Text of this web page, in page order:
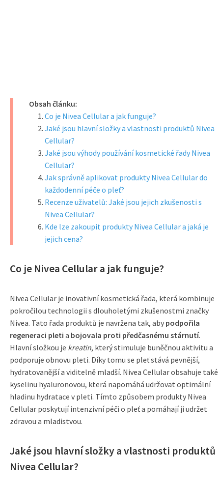
Obsah článku:
Co je Nivea Cellular a jak funguje?
Jaké jsou hlavní složky a vlastnosti produktů Nivea
Cellular?
Jaké jsou výhody používání kosmetické řady Nivea
Cellular?
Jak správně aplikovat produkty Nivea Cellular do
každodenní péče o pleť?
Recenze uživatelů: Jaké jsou jejich zkušenosti s
Nivea Cellular?
Kde lze zakoupit produkty Nivea Cellular a jaká je
jejich cena?
Co je Nivea Cellular a jak funguje?
Nivea Cellular je inovativní kosmetická řada, která kombinuje
pokročilou technologii s dlouholetými zkušenostmi značky
Nivea. Tato řada produktů je navržena tak, aby podpořila
regeneraci pleti a bojovala proti předčasnému stárnutí.
Hlavní složkou je kreatin, který stimuluje buněčnou aktivitu a
podporuje obnovu pleti. Díky tomu se pleť stává pevnější,
hydratovanější a viditelně mladší. Nivea Cellular obsahuje také
kyselinu hyaluronovou, která napomáhá udržovat optimální
hladinu hydratace v pleti. Tímto způsobem produkty Nivea
Cellular poskytují intenzivní péči o pleť a pomáhají ji udržet
zdravou a mladistvou.
Jaké jsou hlavní složky a vlastnosti produktů
Nivea Cellular?